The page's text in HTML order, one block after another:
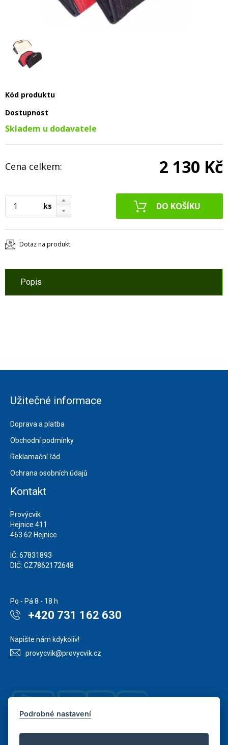
Kód produktu
Dostupnost
Skladem u dodavatele
Cena celkem: 2 130 Kč
ks
Dotaz na produkt
Popis
Užitečné informace
Doprava a platba
Obchodní podmínky
Reklamační řád
Ochrana osobních údajů
Kontakt
Provýcvik
Hejnice 411
463 62 Hejnice
IČ: 67831893
DIČ: CZ7862172648
Po - Pá 8 - 18 h
+420 731 162 630
Napište nám kdykoliv!
provycvik@provycvik.cz
Podrobné nastavení